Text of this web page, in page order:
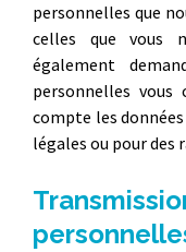
personnelles que
celles que vous
également
personnelles vous
compte les
légales ou pour des